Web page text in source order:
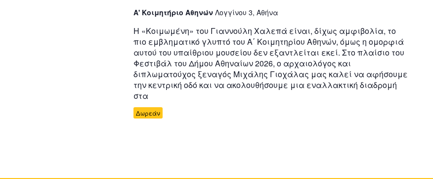
Α' Κοιμητήριο ΑθηνώνΛογγίνου 3, Αθήνα
Η «Κοιμωμένη» του Γιαννούλη Χαλεπά είναι, δίχως αμφιβολία, το
πιο εμβληματικό γλυπτό του Α΄ Κοιμητηρίου Αθηνών, όμως η ομορφιά
αυτού του υπαίθριου μουσείου δεν εξαντλείται εκεί. Στο πλαίσιο του
Φεστιβάλ του Δήμου Αθηναίων 2026, ο αρχαιολόγος και
διπλωματούχος ξεναγός Μιχάλης Γιοχάλας μας καλεί να αφήσουμε
την κεντρική οδό και να ακολουθήσουμε μια εναλλακτική διαδρομή
στα
Δωρεάν